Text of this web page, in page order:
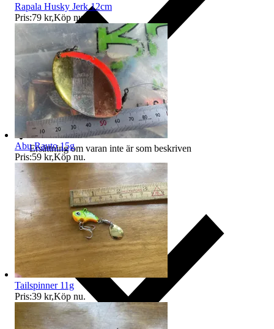
Ersättning om varan inte är som beskriven
Rapala Husky Jerk 12cm
Pris:79 kr,Köp nu.
Abu Rauto 15g
Pris:59 kr,Köp nu.
Tailspinner 11g
Pris:39 kr,Köp nu.